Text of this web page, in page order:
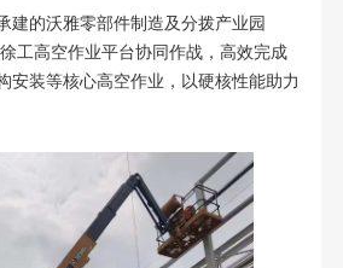
建的沃雅零部件制造及分拨产业园
工高空作业平台协同作战，高效完成
安装等核心高空作业，以硬核性能助力